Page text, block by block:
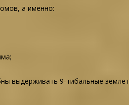
а именно:
выдерживать 9-тибальные